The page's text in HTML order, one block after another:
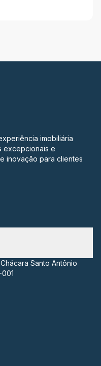
imobiliária
excepcionais e
inovação para clientes
Santo Antônio